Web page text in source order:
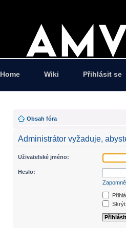
Home Wiki Přihlásit se
Obsah fóra
Administrátor vyžaduje,
Uživatelské jméno:
Heslo:
Skrýt